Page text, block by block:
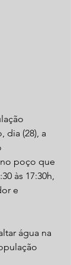
dia (28), a
poço que
às 17:30h,
e
água na